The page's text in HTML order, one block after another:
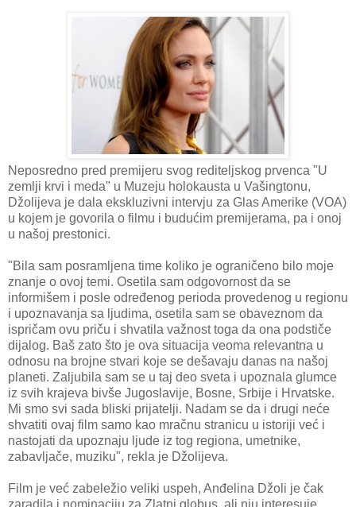
Neposredno pred premijeru svog rediteljskog prvenca "U
zemlji krvi i meda" u Muzeju holokausta u Vašingtonu,
Džolijeva je dala ekskluzivni intervju za Glas Amerike (VOA)
u kojem je govorila o filmu i budućim premijerama, pa i onoj
u našoj prestonici.
"Bila sam posramljena time koliko je ograničeno bilo moje
znanje o ovoj temi. Osetila sam odgovornost da se
informišem i posle određenog perioda provedenog u regionu
i upoznavanja sa ljudima, osetila sam se obaveznom da
ispričam ovu priču i shvatila važnost toga da ona podstiče
dijalog. Baš zato što je ova situacija veoma relevantna u
odnosu na brojne stvari koje se dešavaju danas na našoj
planeti. Zaljubila sam se u taj deo sveta i upoznala glumce
iz svih krajeva bivše Jugoslavije, Bosne, Srbije i Hrvatske.
Mi smo svi sada bliski prijatelji. Nadam se da i drugi neće
shvatiti ovaj film samo kao mračnu stranicu u istoriji već i
nastojati da upoznaju ljude iz tog regiona, umetnike,
zabavljače, muziku", rekla je Džolijeva.
Film je već zabeležio veliki uspeh, Anđelina Džoli je čak
zaradila i nominaciju za Zlatni globus, ali nju interesuje